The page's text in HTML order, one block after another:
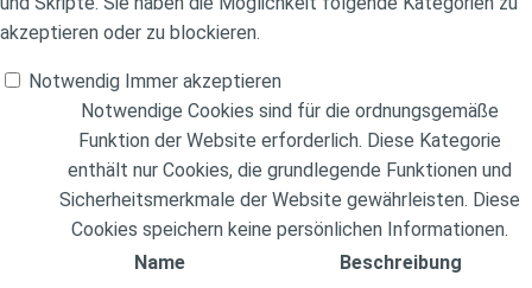
akzeptieren oder zu blockieren.
Notwendig Immer akzeptieren
Notwendige Cookies sind für die ordnungsgemäße
Funktion der Website erforderlich. Diese Kategorie
enthält nur Cookies, die grundlegende Funktionen und
Sicherheitsmerkmale der Website gewährleisten. Diese
Cookies speichern keine persönlichen Informationen.
Name
Beschreibung